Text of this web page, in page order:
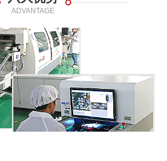
ADVANTAGE